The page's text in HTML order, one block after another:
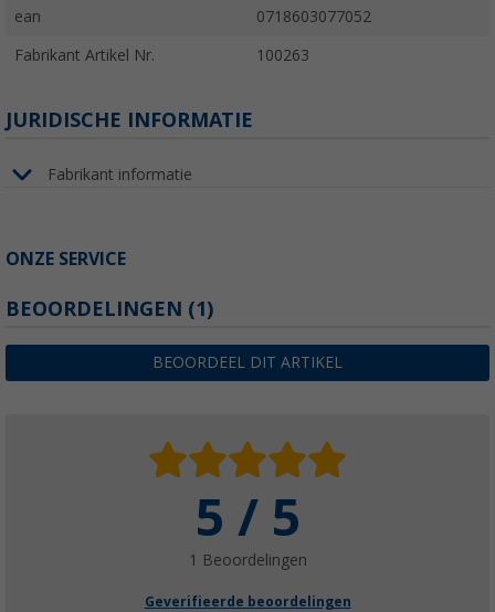
ean 0718603077052
Fabrikant Artikel Nr. 100263
JURIDISCHE INFORMATIE
Fabrikant informatie
ONZE SERVICE
BEOORDELINGEN (1)
BEOORDEEL DIT ARTIKEL
5 / 5
1 Beoordelingen
Geverifieerde beoordelingen